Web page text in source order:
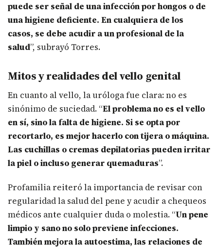
puede ser señal de una infección por hongos o de
una higiene deficiente. En cualquiera de los
casos, se debe acudir a un profesional de la
salud”, subrayó Torres.
Mitos y realidades del vello genital
En cuanto al vello, la uróloga fue clara: no es
sinónimo de suciedad. “El problema no es el vello
en sí, sino la falta de higiene. Si se opta por
recortarlo, es mejor hacerlo con tijera o máquina.
Las cuchillas o cremas depilatorias pueden irritar
la piel o incluso generar quemaduras”.
Profamilia reiteró la importancia de revisar con
regularidad la salud del pene y acudir a chequeos
médicos ante cualquier duda o molestia. “Un pene
limpio y sano no solo previene infecciones.
También mejora la autoestima, las relaciones de